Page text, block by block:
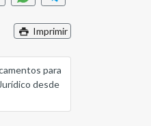
Imprimir
para
desde